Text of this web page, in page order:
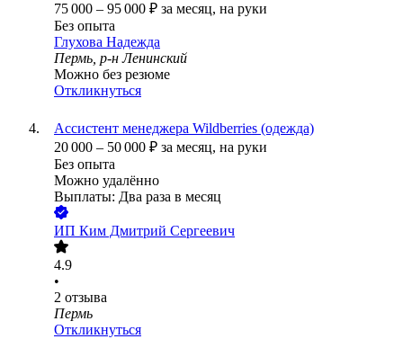
75 000 – 95 000 ₽ за месяц, на руки
Без опыта
Глухова Надежда
Пермь, р-н Ленинский
Можно без резюме
Откликнуться
Ассистент менеджера Wildberries (одежда)
20 000 – 50 000 ₽ за месяц, на руки
Без опыта
Можно удалённо
Выплаты: Два раза в месяц
ИП Ким Дмитрий Сергеевич
4.9
•
2 отзыва
Пермь
Откликнуться